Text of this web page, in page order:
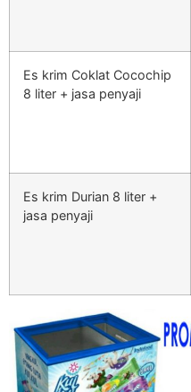
Es krim Coklat Cocochip
8 liter + jasa penyaji
Es krim Durian 8 liter +
jasa penyaji